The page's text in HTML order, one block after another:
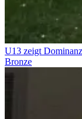
U13 zeigt
Bronze